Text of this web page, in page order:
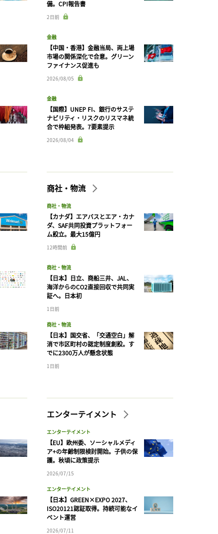
備。CPI報告書
2日前
金融
【中国・香港】金融当局、両上場
市場の関係深化で合意。グリーン
ファイナンス促進も
2026/08/05
金融
【国際】UNEP FI、銀行のサステ
ナビリティ・リスクのリスマネ統
合で枠組発表。7要素提示
2026/08/04
商社・物流
商社・物流
【カナダ】エアバスとエア・カナ
ダ、SAF共同投資プラットフォー
ム設立。最大15億円
12時間前
商社・物流
【日本】日立、商船三井、JAL、
海洋からのCO2直接回収で共同実
証へ。日本初
1日前
商社・物流
【日本】国交省、「交通空白」解
消で市区町村の認定制度創設。す
でに2300万人が懸念状態
1日前
エンターテイメント
エンターテイメント
【EU】欧州委、ソーシャルメディ
ア+の年齢制限検討開始。子供の保
護。秋頃に政策提示
2026/07/15
エンターテイメント
【日本】GREEN×EXPO 2027、
ISO20121認証取得。持続可能なイ
ベント運営
2026/07/11